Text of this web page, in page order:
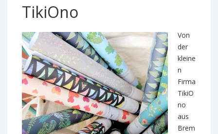
TikiOno
Von
der
kleine
n
Firma
TikiO
no
aus
Brem